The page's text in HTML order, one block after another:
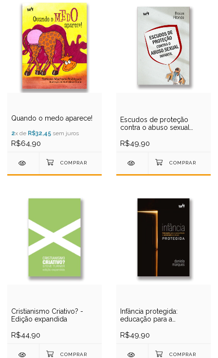
Quando o medo aparece!
2x de R$32,45 sem juros
R$64,90
Escudos de proteção
contra o abuso sexual
R$49,90
Cristianismo Criativo? -
Edição expandida
R$44,90
Infância protegida:
educação para a
prevenção ao abuso
R$49,90